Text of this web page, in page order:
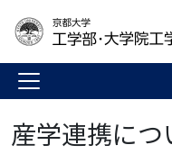
産学連携に